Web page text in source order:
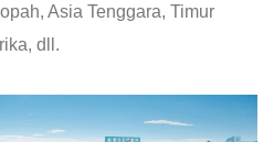
Asia Tenggara, Timur
dll.